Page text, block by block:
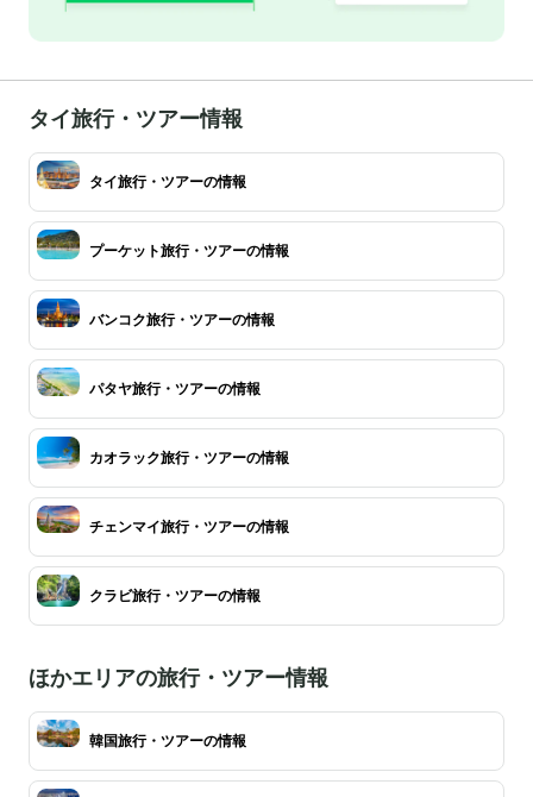
タイ旅行・ツアー情報
タイ旅行・ツアーの情報
プーケット旅行・ツアーの情報
バンコク旅行・ツアーの情報
パタヤ旅行・ツアーの情報
カオラック旅行・ツアーの情報
チェンマイ旅行・ツアーの情報
クラビ旅行・ツアーの情報
ほかエリアの旅行・ツアー情報
韓国旅行・ツアーの情報